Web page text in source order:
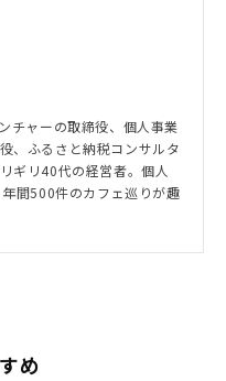
チャーの取締役、個人事業
、ふるさと納税コンサルタ
ギリ40代の経営者。個人
間500件のカフェ巡りが趣
め